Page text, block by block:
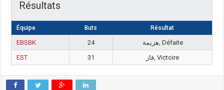
Résultats
Équipe Buts Résultat
EBSBK 24
هزيمة, Défaite
EST
31 فاز, Victoire